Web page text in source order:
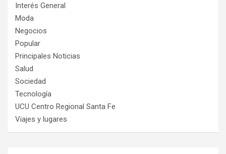
Interés General
Moda
Negocios
Popular
Principales Noticias
Salud
Sociedad
Tecnología
UCU Centro Regional Santa Fe
Viajes y lugares